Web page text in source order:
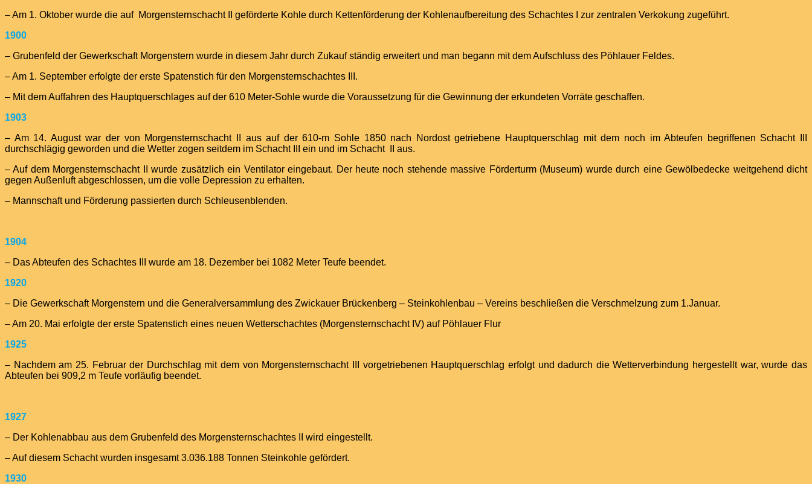
– Am 1. Oktober wurde die auf Morgensternschacht II geförderte Kohle durch Kettenförderung der Kohlenaufbereitung des Schachtes I zur zentralen Verkokung zugeführt.
1900
– Grubenfeld der Gewerkschaft Morgenstern wurde in diesem Jahr durch Zukauf ständig erweitert und man begann mit dem Aufschluss des Pöhlauer Feldes.
– Am 1. September erfolgte der erste Spatenstich für den Morgensternschachtes III.
– Mit dem Auffahren des Hauptquerschlages auf der 610 Meter-Sohle wurde die Voraussetzung für die Gewinnung der erkundeten Vorräte geschaffen.
1903
– Am 14. August war der von Morgensternschacht II aus auf der 610-m Sohle 1850 nach Nordost getriebene Hauptquerschlag mit dem noch im Abteufen begriffenen Schacht III
durchschlägig geworden und die Wetter zogen seitdem im Schacht III ein und im Schacht II aus.
– Auf dem Morgensternschacht II wurde zusätzlich ein Ventilator eingebaut. Der heute noch stehende massive Förderturm (Museum) wurde durch eine Gewölbedecke weitgehend dicht
gegen Außenluft abgeschlossen, um die volle Depression zu erhalten.
– Mannschaft und Förderung passierten durch Schleusenblenden.
1904
– Das Abteufen des Schachtes III wurde am 18. Dezember bei 1082 Meter Teufe beendet.
1920
– Die Gewerkschaft Morgenstern und die Generalversammlung des Zwickauer Brückenberg – Steinkohlenbau – Vereins beschließen die Verschmelzung zum 1.Januar.
– Am 20. Mai erfolgte der erste Spatenstich eines neuen Wetterschachtes (Morgensternschacht IV) auf Pöhlauer Flur
1925
– Nachdem am 25. Februar der Durchschlag mit dem von Morgensternschacht III vorgetriebenen Hauptquerschlag erfolgt und dadurch die Wetterverbindung hergestellt war, wurde das
Abteufen bei 909,2 m Teufe vorläufig beendet.
1927
– Der Kohlenabbau aus dem Grubenfeld des Morgensternschachtes II wird eingestellt.
– Auf diesem Schacht wurden insgesamt 3.036.188 Tonnen Steinkohle gefördert.
1930